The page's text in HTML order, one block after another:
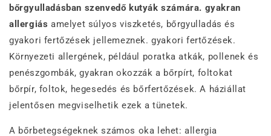
bőrgyulladásban szenvedő kutyák számára. gyakran
allergiás amelyet súlyos viszketés, bőrgyulladás és
gyakori fertőzések jellemeznek. gyakori fertőzések.
Környezeti allergének, például poratka atkák, pollenek és
penészgombák, gyakran okozzák a bőrpírt, foltokat
bőrpír, foltok, hegesedés és bőrfertőzések. A háziállat
jelentősen megviselhetik ezek a tünetek.
A bőrbetegségeknek számos oka lehet: allergia